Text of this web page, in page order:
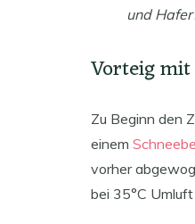
und
Vorteig
Zu Beginn den
einem
vorher
bei 35°C